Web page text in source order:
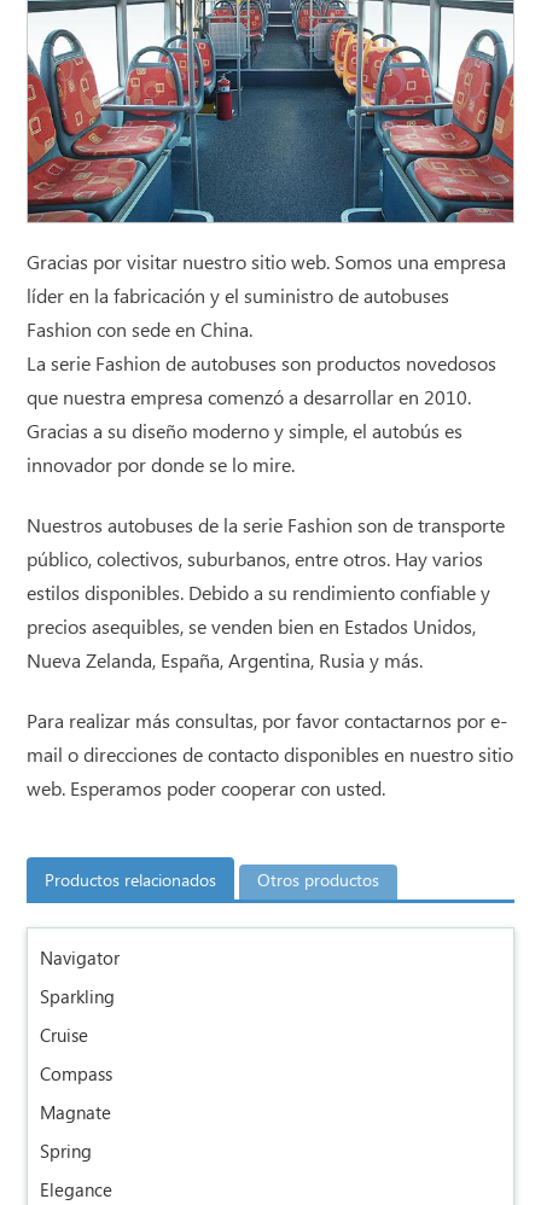
Gracias por visitar nuestro sitio web. Somos una empresa
líder en la fabricación y el suministro de autobuses
Fashion con sede en China.
La serie Fashion de autobuses son productos novedosos
que nuestra empresa comenzó a desarrollar en 2010.
Gracias a su diseño moderno y simple, el autobús es
innovador por donde se lo mire.
Nuestros autobuses de la serie Fashion son de transporte
público, colectivos, suburbanos, entre otros. Hay varios
estilos disponibles. Debido a su rendimiento confiable y
precios asequibles, se venden bien en Estados Unidos,
Nueva Zelanda, España, Argentina, Rusia y más.
Para realizar más consultas, por favor contactarnos por e-
mail o direcciones de contacto disponibles en nuestro sitio
web. Esperamos poder cooperar con usted.
Productos relacionados Otros productos
Navigator
Sparkling
Cruise
Compass
Magnate
Spring
Elegance